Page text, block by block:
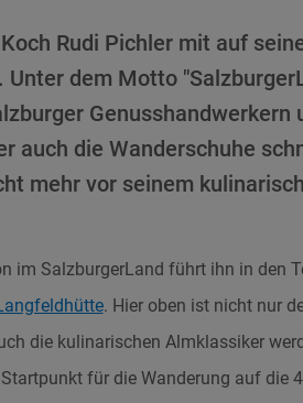
Rudi Pichler mit auf
Unter dem Motto
Genusshandwerkern
auch die Wanderschuhe
mehr vor seinem
im SalzburgerLand führt ihn in den
. Hier oben ist nicht nur
die kulinarischen Almklassiker
für die Wanderung auf die